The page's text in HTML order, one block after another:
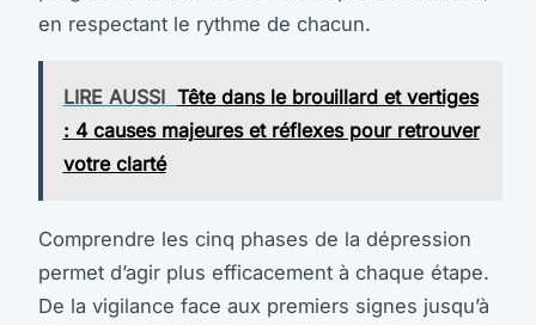
en respectant le rythme de chacun.
LIRE AUSSI Tête dans le brouillard et vertiges
: 4 causes majeures et réflexes pour retrouver
votre clarté
Comprendre les cinq phases de la dépression
permet d’agir plus efficacement à chaque étape.
De la vigilance face aux premiers signes jusqu’à